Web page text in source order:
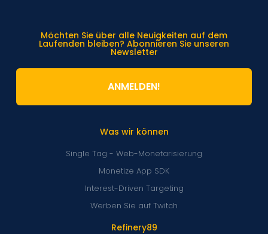
Refinery89
Was wir können
Single Tag - Web-Monetarisierung
Monetize App SDK
Interest-Driven Targeting
Werben Sie auf Twitch
Möchten Sie über alle Neuigkeiten auf dem
Laufenden bleiben? Abonnieren Sie unseren
Newsletter
ANMELDEN!